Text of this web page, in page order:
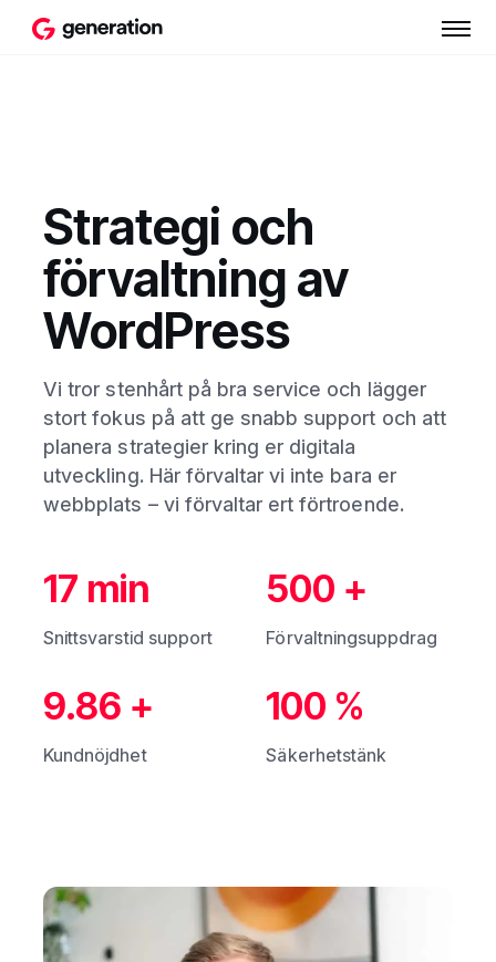
Strategi och
förvaltning av
WordPress
Vi tror stenhårt på bra service och lägger
stort fokus på att ge snabb support och att
planera strategier kring er digitala
utveckling. Här förvaltar vi inte bara er
webbplats – vi förvaltar ert förtroende.
17 min
Snittsvarstid support
500 +
Förvaltningsuppdrag
9.86 +
Kundnöjdhet
100 %
Säkerhetstänk